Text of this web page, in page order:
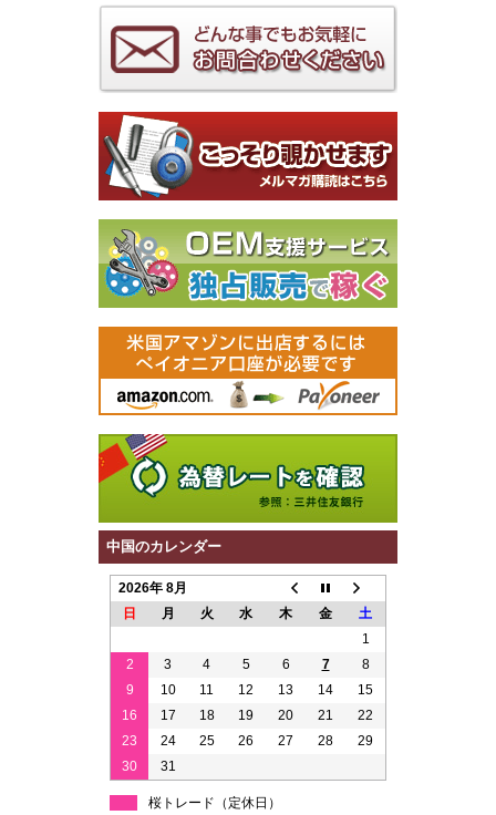
中国のカレンダー
2026年 8月
日
月 火 水 木 金
土
1
2
3 4 5 6 7
8
9
10 11 12 13 14
15
16
17 18 19 20 21
22
23
24 25 26 27 28
29
30
31
桜トレード（定休日）